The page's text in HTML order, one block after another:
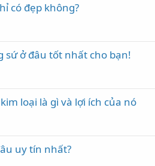
có đẹp không?
sứ ở đâu tốt nhất cho bạn!
loại là gì và lợi ích của nó
uy tín nhất?